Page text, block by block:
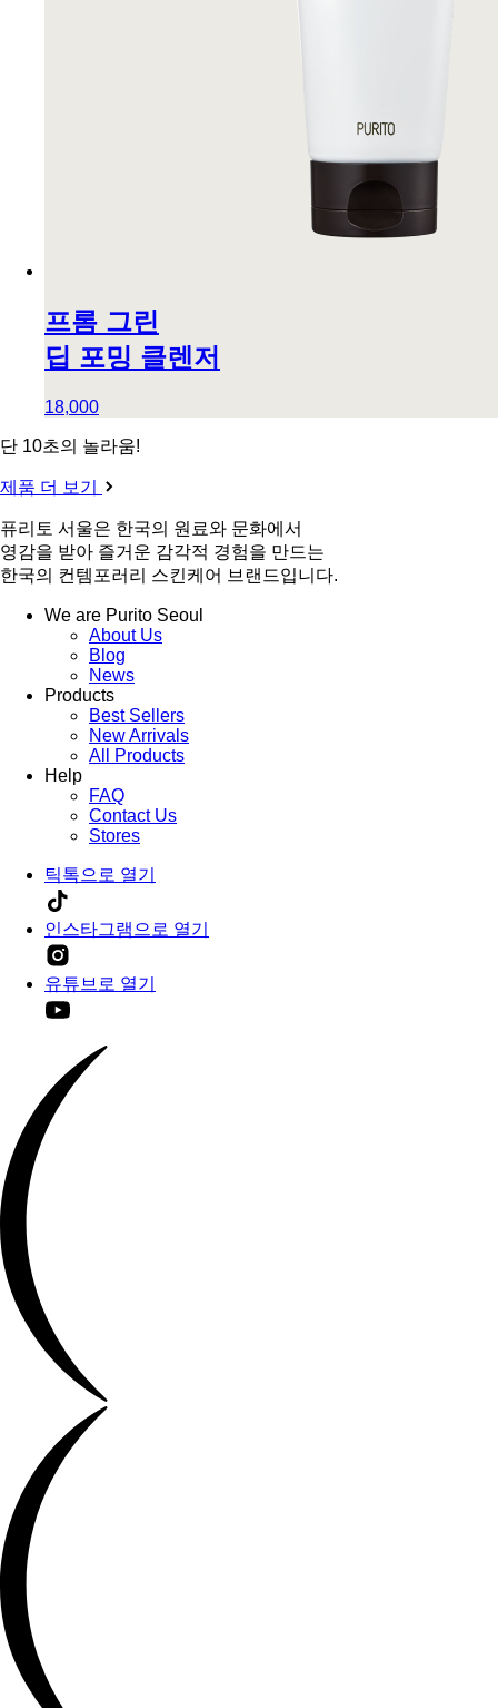
프롬 그린
딥 포밍 클렌저
18,000
단 10초의 놀라움!
제품 더 보기
퓨리토 서울은 한국의 원료와 문화에서
영감을 받아 즐거운 감각적 경험을 만드는
한국의 컨템포러리 스킨케어 브랜드입니다.
We are Purito Seoul
About Us
Blog
News
Products
Best Sellers
New Arrivals
All Products
Help
FAQ
Contact Us
Stores
틱톡으로 열기
인스타그램으로 열기
유튜브로 열기